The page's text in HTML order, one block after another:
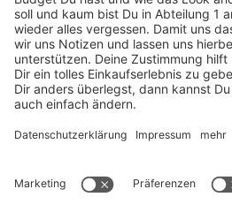
ZAHLUNGSARTEN / RATENKAUF
FÜR ARBEITGEBER & ARBEITNEHMER